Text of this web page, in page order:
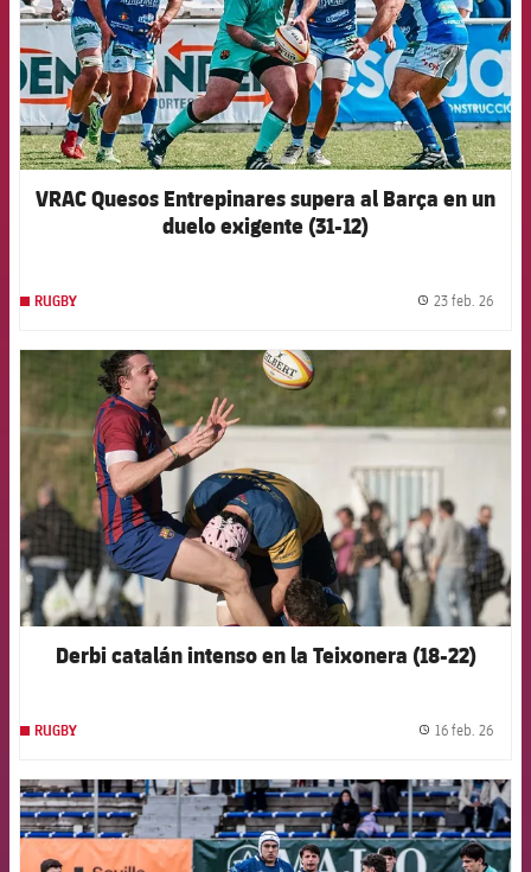
VRAC Quesos Entrepinares supera al Barça en un
duelo exigente (31-12)
RUGBY 23 feb. 26
FCB Barcelona badge
Derbi catalán intenso en la Teixonera (18-22)
RUGBY 16 feb. 26
FCB Barcelona badge